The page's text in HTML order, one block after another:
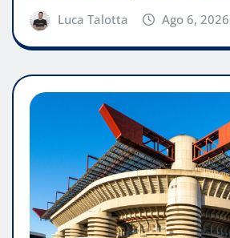
Luca Talotta Ago 6, 2026